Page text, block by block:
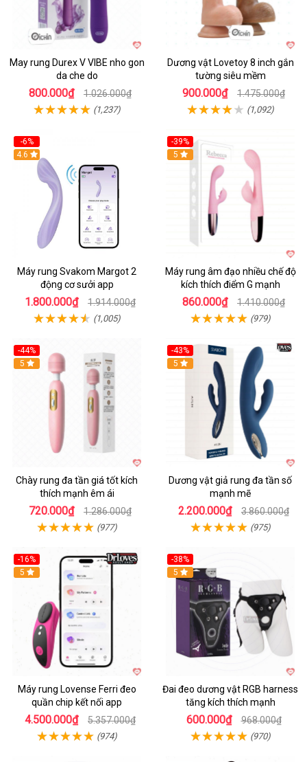
May rung Durex V VIBE nho gon
da che do
800.000₫ 1.026.000₫
(1,237)
Dương vật Lovetoy 8 inch gắn
tường siêu mềm
900.000₫ 1.475.000₫
(1,092)
-6%
4.6
Máy rung Svakom Margot 2
động cơ sưởi app
1.800.000₫ 1.914.000₫
(1,005)
-39%
Hot
5
Máy rung âm đạo nhiều chế độ
kích thích điểm G mạnh
860.000₫ 1.410.000₫
(979)
-44%
Hot
5
Chày rung đa tần giá tốt kích
thích mạnh êm ái
720.000₫ 1.286.000₫
(977)
-43%
Hot
5
Dương vật giả rung đa tần số
mạnh mẽ
2.200.000₫ 3.860.000₫
(975)
-16%
Hot
5
Máy rung Lovense Ferri đeo
quần chip kết nối app
4.500.000₫ 5.357.000₫
(974)
-38%
Hot
5
Đai đeo dương vật RGB harness
tăng kích thích mạnh
600.000₫ 968.000₫
(970)